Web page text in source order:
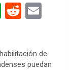
E
ot
R
di de
puedan